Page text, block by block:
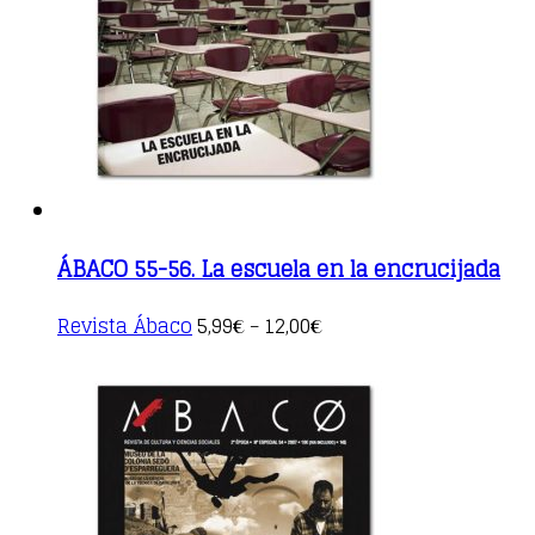
be
chosen
on
the
product
page
ÁBACO 55-56. La escuela en la encrucijada
Revista Ábaco This
product
multiple
variants.
The
options
may
be
chosen
5,99€ – 12,00€